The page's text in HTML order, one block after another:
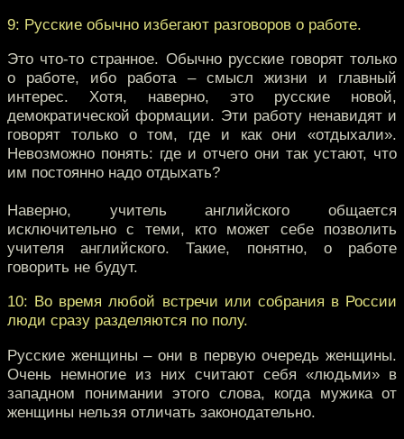
9: Русские обычно избегают разговоров о работе.
Это что-то странное. Обычно русские говорят только
о работе, ибо работа – смысл жизни и главный
интерес. Хотя, наверно, это русские новой,
демократической формации. Эти работу ненавидят и
говорят только о том, где и как они «отдыхали».
Невозможно понять: где и отчего они так устают, что
им постоянно надо отдыхать?
Наверно, учитель английского общается
исключительно с теми, кто может себе позволить
учителя английского. Такие, понятно, о работе
говорить не будут.
10: Во время любой встречи или собрания в России
люди сразу разделяются по полу.
Русские женщины – они в первую очередь женщины.
Очень немногие из них считают себя «людьми» в
западном понимании этого слова, когда мужика от
женщины нельзя отличать законодательно.